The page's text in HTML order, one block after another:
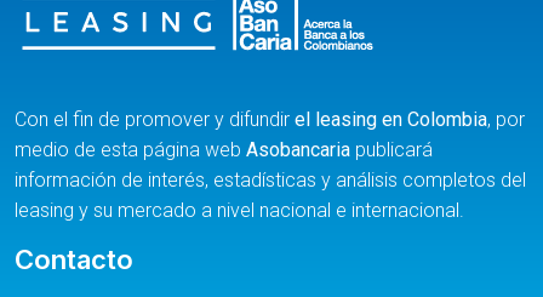
Con el fin de promover y difundir el leasing en Colombia, por
medio de esta página web Asobancaria publicará
información de interés, estadísticas y análisis completos del
leasing y su mercado a nivel nacional e internacional.
Contacto